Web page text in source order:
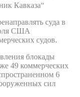
Кавказа“
суда в
США
судов.
блокады
49 коммерческих
6
сил